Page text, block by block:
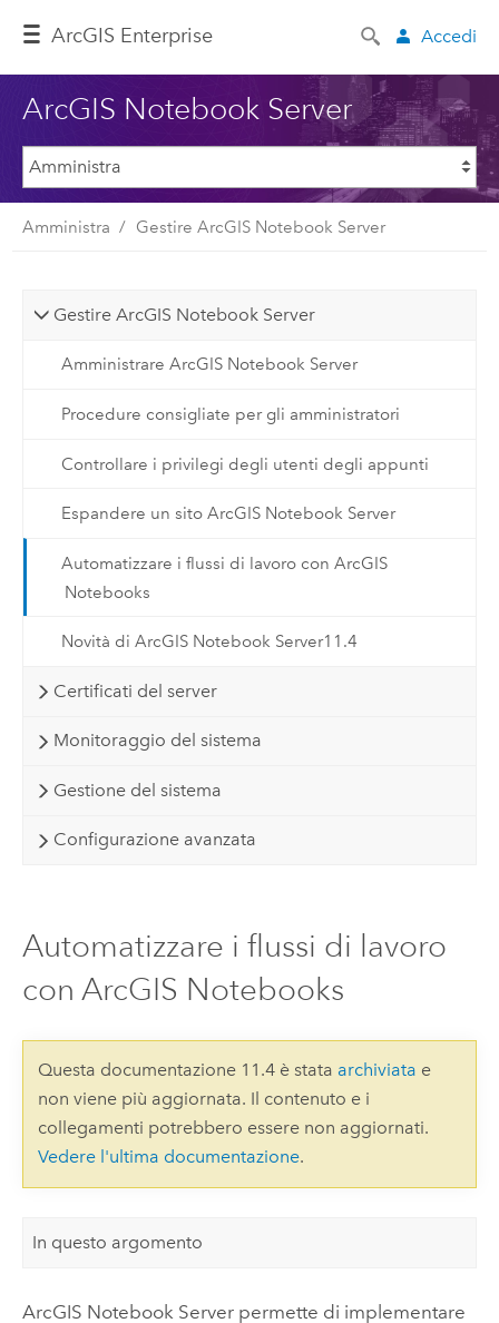
ArcGIS Enterprise Accedi
ArcGIS Notebook Server
Amministra Gestire ArcGIS Notebook Server
Gestire ArcGIS Notebook Server
Amministrare ArcGIS Notebook Server
Procedure consigliate per gli amministratori
Controllare i privilegi degli utenti degli appunti
Espandere un sito ArcGIS Notebook Server
Automatizzare i flussi di lavoro con ArcGIS
Notebooks
Novità di ArcGIS Notebook Server11.4
Certificati del server
Monitoraggio del sistema
Gestione del sistema
Configurazione avanzata
Automatizzare i flussi di lavoro
con ArcGIS Notebooks
Questa documentazione 11.4 è stata archiviata e
non viene più aggiornata. Il contenuto e i
collegamenti potrebbero essere non aggiornati.
Vedere l'ultima documentazione.
In questo argomento
ArcGIS Notebook Serverpermette di implementare